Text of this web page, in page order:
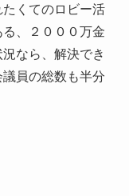
くてのロビー活
、２０００万金
なら、解決でき
員の総数も半分